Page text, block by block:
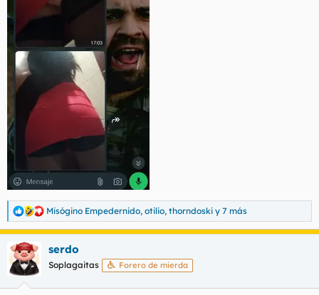
R
e
a
c
c
i
Misógino Empedernido, otilio, thorndoski y 7 más
serdo
Soplagaitas Forero de mierda